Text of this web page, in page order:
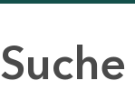
Suche